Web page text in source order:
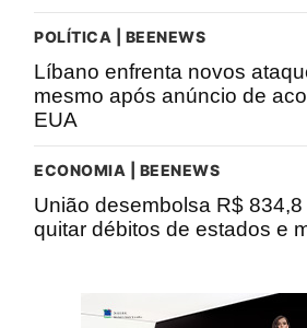
POLÍTICA | BEENEWS
Líbano enfrenta novos
mesmo após anúncio de
EUA
ECONOMIA | BEENEWS
União desembolsa R$
quitar débitos de estados e